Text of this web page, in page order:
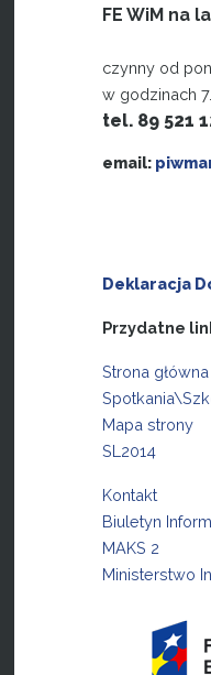
FE WiM na
czynny od
w godzinach
tel. 89 521
email:
Deklaracja
Przydatne
Strona główna
Mapa strony
SL2014
Kontakt
Biuletyn
MAKS 2
Ministerstwo